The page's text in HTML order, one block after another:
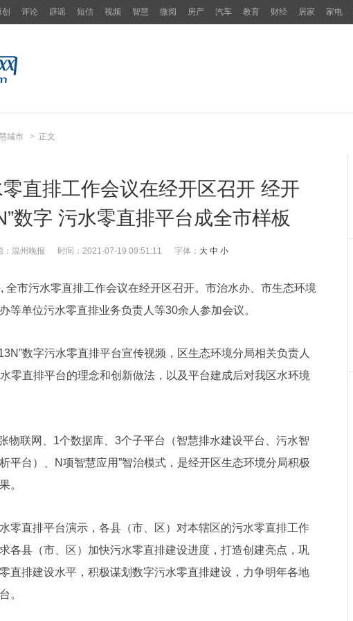
评论 辟谣 短信 视频 智慧 微阅 房产 汽车 教育 财经 居家 家电
城市 > 正文
直排工作会议在经开区召开 经开
数字 污水零直排平台成全市样板
温州晚报 时间： 2021-07-19 09:51:11 字体： 大 中 小
全市污水零直排工作会议在经开区召开。市治水办、市生态环境
等单位污水零直排业务负责人等30余人参加会议。
数字污水零直排平台宣传视频，区生态环境分局相关负责人
零直排平台的理念和创新做法，以及平台建成后对我区水环境
联网、1个数据库、3个子平台（智慧排水建设平台、污水智
平台）、N项智慧应用”智治模式，是经开区生态环境分局积极
。
直排平台演示，各县（市、区）对本辖区的污水零直排工作
各县（市、区）加快污水零直排建设进度，打造创建亮点，巩
直排建设水平，积极谋划数字污水零直排建设，力争明年各地
。